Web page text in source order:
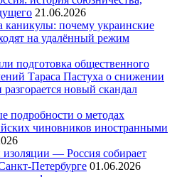
21.06.2026
почему украинские
на удалённый режим
подготовка общественного
Тараса Пастуха о снижении
новый скандал
подробности о методах
чиновников иностранными
— Россия собирает
Петербурге 01.06.2026